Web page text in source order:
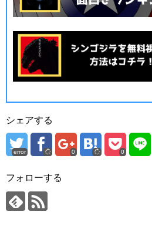
シェアする
error 0 0
フォローする